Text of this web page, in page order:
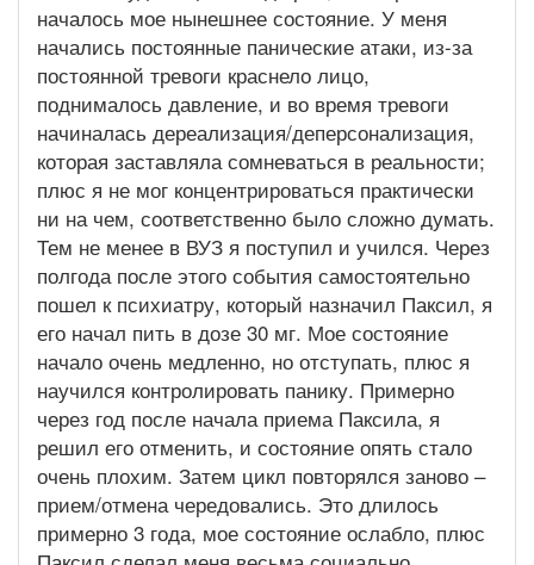
началось мое нынешнее состояние. У меня
начались постоянные панические атаки, из-за
постоянной тревоги краснело лицо,
поднималось давление, и во время тревоги
начиналась дереализация/деперсонализация,
которая заставляла сомневаться в реальности;
плюс я не мог концентрироваться практически
ни на чем, соответственно было сложно думать.
Тем не менее в ВУЗ я поступил и учился. Через
полгода после этого события самостоятельно
пошел к психиатру, который назначил Паксил, я
его начал пить в дозе 30 мг. Мое состояние
начало очень медленно, но отступать, плюс я
научился контролировать панику. Примерно
через год после начала приема Паксила, я
решил его отменить, и состояние опять стало
очень плохим. Затем цикл повторялся заново –
прием/отмена чередовались. Это длилось
примерно 3 года, мое состояние ослабло, плюс